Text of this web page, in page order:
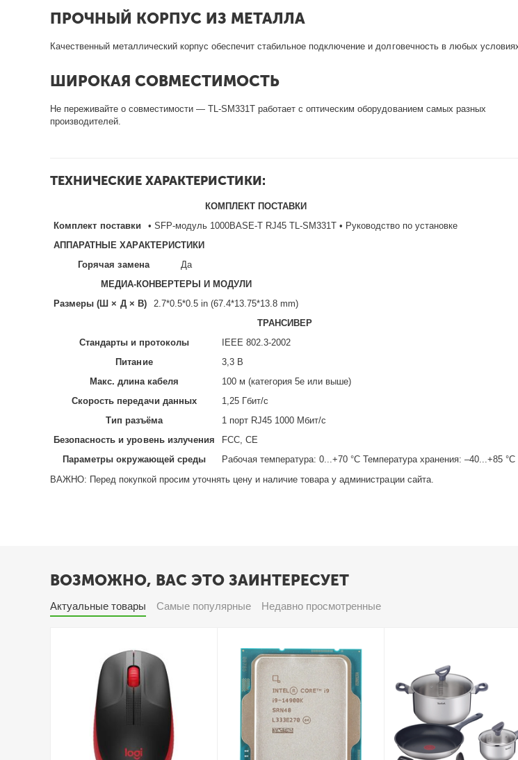
ПРОЧНЫЙ КОРПУС ИЗ МЕТАЛЛА
Качественный металлический корпус обеспечит стабильное подключение и долговечность в любых
ШИРОКАЯ СОВМЕСТИМОСТЬ
Не переживайте о совместимости — TL-SM331T работает с оптическим оборудованием самых разных
производителей.
ТЕХНИЧЕСКИЕ ХАРАКТЕРИСТИКИ:
КОМПЛЕКТ ПОСТАВКИ
Комплект поставки
• SFP-модуль 1000BASE-T RJ45 TL-SM331T • Руководство по установке
АППАРАТНЫЕ ХАРАКТЕРИСТИКИ
Горячая замена
Да
МЕДИА-КОНВЕРТЕРЫ И МОДУЛИ
Размеры (Ш × Д × В)
2.7*0.5*0.5 in (67.4*13.75*13.8 mm)
ТРАНСИВЕР
Стандарты и протоколы
IEEE 802.3-2002
Питание
3,3 В
Макс. длина кабеля
100 м (категория 5e или выше)
Скорость передачи данных
1,25 Гбит/с
Тип разъёма
1 порт RJ45 1000 Мбит/с
Безопасность и уровень излучения
FCC, CE
Параметры окружающей среды
Рабочая температура: 0...+70 °C Температура хранения: –40...+85 °C
ВАЖНО: Перед покупкой просим уточнять цену и наличие товара у администрации сайта.
ВОЗМОЖНО, ВАС ЭТО ЗАИНТЕРЕСУЕТ
Актуальные товары Самые популярные Недавно просмотренные